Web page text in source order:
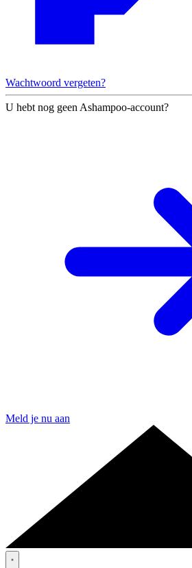
Wachtwoord vergeten?
U hebt nog geen Ashampoo-account?
Meld je nu aan